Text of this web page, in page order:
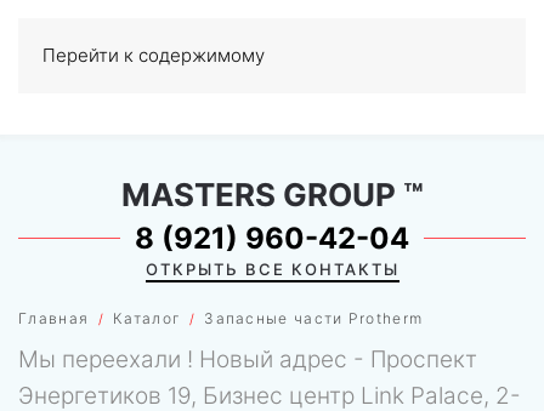
Перейти к содержимому
0
Главная Каталог Запасные части Protherm
MASTERS GROUP ™
8 (921) 960-42-04
ОТКРЫТЬ ВСЕ КОНТАКТЫ
Мы переехали ! Новый адрес - Проспект
Энергетиков 19, Бизнес центр Link Palace, 2-